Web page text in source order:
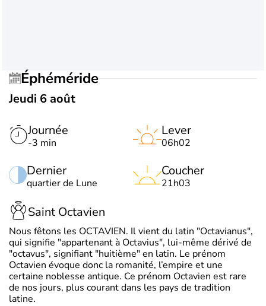
Éphéméride
Jeudi 6 août
Journée
-3 min
Dernier
quartier de Lune
Lever
06h02
Coucher
21h03
Saint Octavien
Nous fêtons les OCTAVIEN. Il vient du latin "Octavianus",
qui signifie "appartenant à Octavius", lui-même dérivé de
"octavus", signifiant "huitième" en latin. Le prénom
Octavien évoque donc la romanité, l’empire et une
certaine noblesse antique. Ce prénom Octavien est rare
de nos jours, plus courant dans les pays de tradition
latine.